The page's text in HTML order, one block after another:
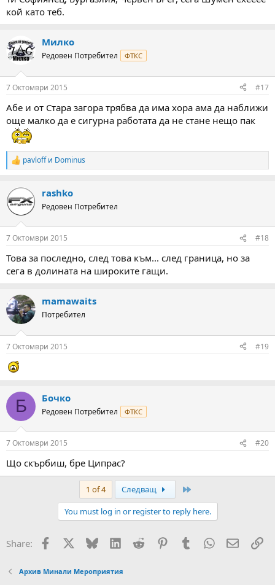
кой като теб.
Милко
Редовен Потребител ФТКС
7 Октомври 2015 #17
Абе и от Стара загора трябва да има хора ама да наближи
още малко да е сигурна работата да не стане нещо пак
R
e
c
t
i
s
pavloffи Dominus
rashko
Редовен Потребител
7 Октомври 2015 #18
Това за последно, след това към... след граница, но за
сега в долината на широките гащи.
mamawaits
Потребител
7 Октомври 2015 #19
Б Бочко
Редовен Потребител ФТКС
7 Октомври 2015 #20
Що скърбиш, бре Ципрас?
1 of 4 Следващ
You must log in or register to reply here.
Share: Facebook Bluesky LinkedInReddit PinterestTumblrWhatsApp
Email
Архив Минали Мероприятия